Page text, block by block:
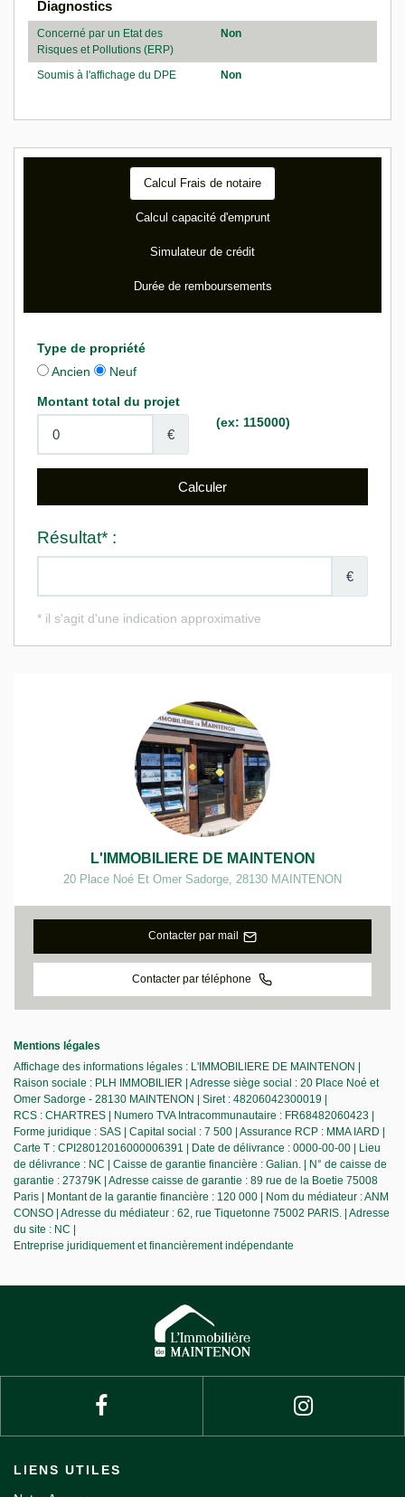
Diagnostics
Concerné par un Etat des
Risques et Pollutions (ERP)
Non
Soumis à l'affichage du DPE Non
Calcul Frais de notaire
Calcul capacité d'emprunt
Simulateur de crédit
Durée de remboursements
L'IMMOBILIERE DE MAINTENON
20 Place Noé Et Omer Sadorge, 28130 MAINTENON
Contacter par mail
Contacter par téléphone
Mentions légales
Affichage des informations légales : L'IMMOBILIERE DE MAINTENON |
Raison sociale : PLH IMMOBILIER | Adresse siège social : 20 Place Noé et
Omer Sadorge - 28130 MAINTENON | Siret : 48206042300019 |
RCS : CHARTRES | Numero TVA Intracommunautaire : FR68482060423 |
Forme juridique : SAS | Capital social : 7 500 | Assurance RCP : MMA IARD |
Carte T : CPI28012016000006391 | Date de délivrance : 0000-00-00 | Lieu
de délivrance : NC | Caisse de garantie financière : Galian. | N° de caisse de
garantie : 27379K | Adresse caisse de garantie : 89 rue de la Boetie 75008
Paris | Montant de la garantie financière : 120 000 | Nom du médiateur : ANM
CONSO | Adresse du médiateur : 62, rue Tiquetonne 75002 PARIS. | Adresse
du site : NC |
Entreprise juridiquement et financièrement indépendante
LIENS UTILES